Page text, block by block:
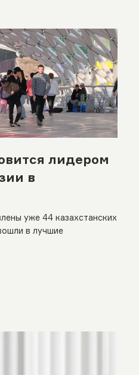
лидером
в
уже 44 казахстанских
в лучшие